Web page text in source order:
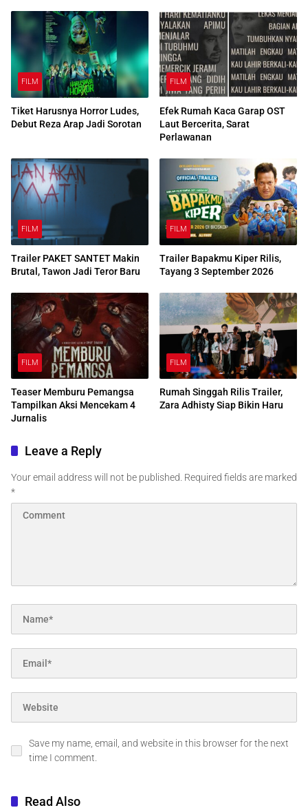
FILM
Tiket Harusnya Horror Ludes,
Debut Reza Arap Jadi Sorotan
FILM
Efek Rumah Kaca Garap OST
Laut Bercerita, Sarat
Perlawanan
FILM
Trailer PAKET SANTET Makin
Brutal, Tawon Jadi Teror Baru
FILM
Trailer Bapakmu Kiper Rilis,
Tayang 3 September 2026
FILM
Teaser Memburu Pemangsa
Tampilkan Aksi Mencekam 4
Jurnalis
FILM
Rumah Singgah Rilis Trailer,
Zara Adhisty Siap Bikin Haru
Leave a Reply
Your email address will not be published. Required fields are marked
*
Save my name, email, and website in this browser for the next
time I comment.
Read Also